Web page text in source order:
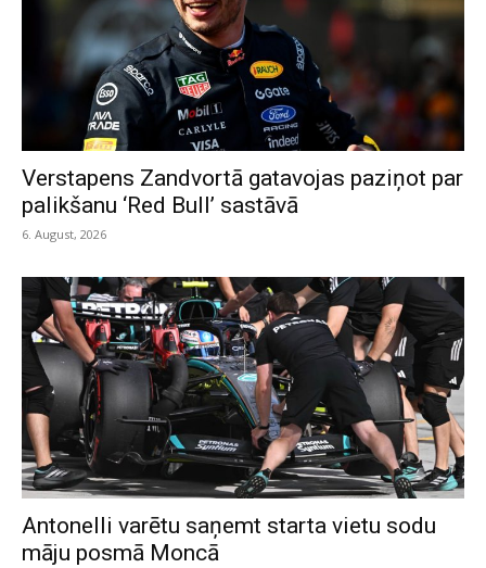
Verstapens Zandvortā gatavojas paziņot par
palikšanu ‘Red Bull’ sastāvā
6. August, 2026
Antonelli varētu saņemt starta vietu sodu
māju posmā Moncā